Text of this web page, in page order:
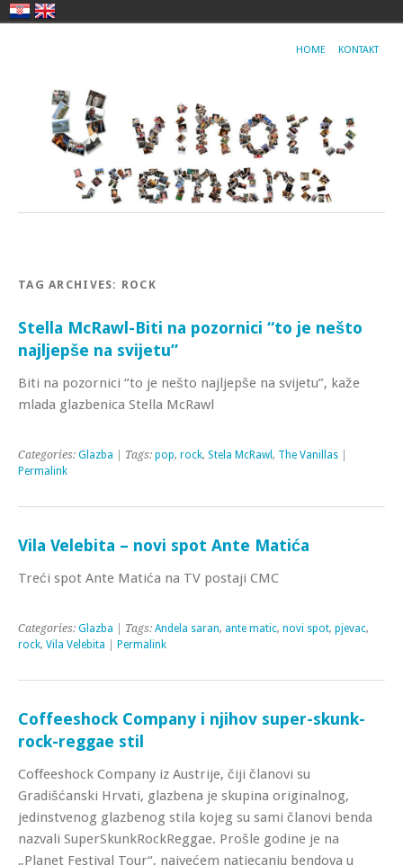
HOME KONTAKT
TAG ARCHIVES: ROCK
Stella McRawl-Biti na pozornici “to je nešto
najljepše na svijetu”
Biti na pozornici “to je nešto najljepše na svijetu”, kaže
mlada glazbenica Stella McRawl
Categories: Glazba | Tags: pop, rock, Stela McRawl , The Vanillas
Permalink
Vila Velebita – novi spot Ante Matića
Treći spot Ante Matića na TV postaji CMC
Categories: Glazba | Tags: Andela saran, ante matic, novi spot, pjevac,
rock, Vila Velebita Permalink
Coffeeshock Company i njihov super-skunk-
rock-reggae stil
Coffeeshock Company iz Austrije, čiji članovi su
Gradišćanski Hrvati, glazbena je skupina originalnog,
jedinstvenog glazbenog stila kojeg su sami članovi benda
nazvali SuperSkunkRockReggae. Prošle godine je na
„Planet Festival Tour“, najvećem natjecanju bendova u